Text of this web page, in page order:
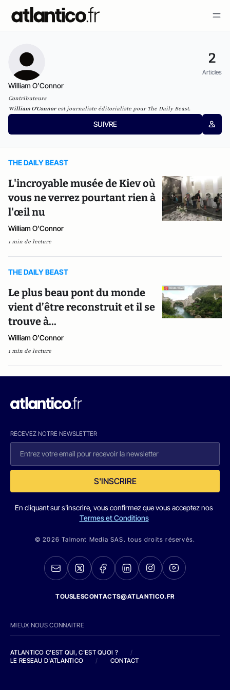
2
Articles
William O’Connor
Contributeurs
William O'Connorest journaliste éditorialiste pour The Daily Beast.
SUIVRE
THE DAILY BEAST
L'incroyable musée de Kiev où
vous ne verrez pourtant rien à
l'œil nu
William O’Connor
1 min de lecture
THE DAILY BEAST
Le plus beau pont du monde
vient d’être reconstruit et il se
trouve à...
William O’Connor
1 min de lecture
RECEVEZ NOTRE NEWSLETTER
S'INSCRIRE
En cliquant sur s'inscrire, vous confirmez que vous acceptez nos
Termes et Conditions
© 2026 Talmont Media SAS. tous droits réservés.
TOUSLESCONTACTS@ATLANTICO.FR
MIEUX NOUS CONNAITRE
ATLANTICO C'EST QUI, C'EST QUOI ?
/
LE RESEAU D'ATLANTICO
/ CONTACT